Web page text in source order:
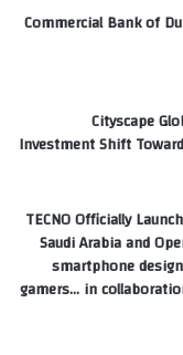
Commercial Bank of
Cityscape
Investment Shift
TECNO Officially
Saudi Arabia and
smartphone
gamers… in